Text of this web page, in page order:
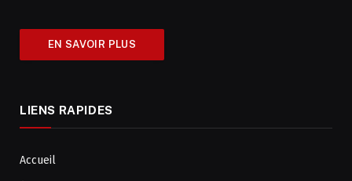
EN SAVOIR PLUS
LIENS RAPIDES
Accueil